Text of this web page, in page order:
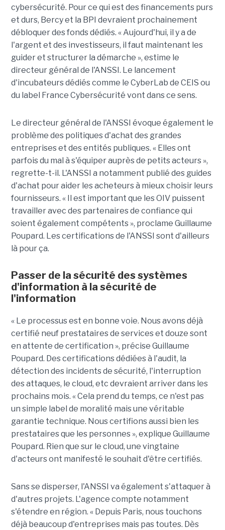
cybersécurité. Pour ce qui est des financements purs
et durs, Bercy et la BPI devraient prochainement
débloquer des fonds dédiés. « Aujourd'hui, il y a de
l'argent et des investisseurs, il faut maintenant les
guider et structurer la démarche », estime le
directeur général de l'ANSSI. Le lancement
d'incubateurs dédiés comme le CyberLab de CEIS ou
du label France Cybersécurité vont dans ce sens.
Le directeur général de l'ANSSI évoque également le
problème des politiques d'achat des grandes
entreprises et des entités publiques. « Elles ont
parfois du mal à s'équiper auprès de petits acteurs »,
regrette-t-il. L'ANSSI a notamment publié des guides
d'achat pour aider les acheteurs à mieux choisir leurs
fournisseurs. « Il est important que les OIV puissent
travailler avec des partenaires de confiance qui
soient également compétents », proclame Guillaume
Poupard. Les certifications de l'ANSSI sont d'ailleurs
là pour ça.
Passer de la sécurité des systèmes
d'information à la sécurité de
l'information
« Le processus est en bonne voie. Nous avons déjà
certifié neuf prestataires de services et douze sont
en attente de certification », précise Guillaume
Poupard. Des certifications dédiées à l'audit, la
détection des incidents de sécurité, l'interruption
des attaques, le cloud, etc devraient arriver dans les
prochains mois. « Cela prend du temps, ce n'est pas
un simple label de moralité mais une véritable
garantie technique. Nous certifions aussi bien les
prestataires que les personnes », explique Guillaume
Poupard. Rien que sur le cloud, une vingtaine
d'acteurs ont manifesté le souhait d'être certifiés.
Sans se disperser, l'ANSSI va également s'attaquer à
d'autres projets. L'agence compte notamment
s'étendre en région. « Depuis Paris, nous touchons
déjà beaucoup d'entreprises mais pas toutes. Dès